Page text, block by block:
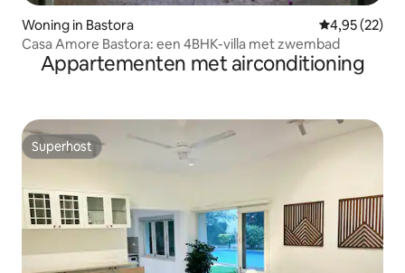
Woning in Bastora Gemiddelde
4,95 (22)
Casa Amore Bastora: een 4BHK-villa met zwembad
Appartementen met airconditioning
Superhost
Superhost